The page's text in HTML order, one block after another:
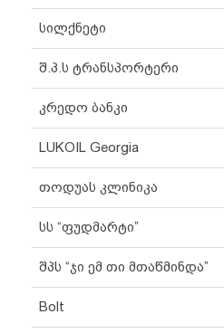
სილქნეტი
შ.პ.ს ტრანსპორტერი
კრედო ბანკი
LUKOIL Georgia
თოდუას კლინიკა
სს “ფუდმარტი”
შპს “ჯი ემ თი მთაწმინდა”
Bolt